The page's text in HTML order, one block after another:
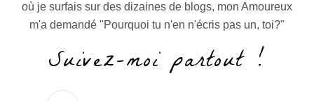
où je surfais sur des dizaines de blogs, mon Amoureux
m'a demandé "Pourquoi tu n'en n'écris pas un, toi?"
Suivez-moi partout !